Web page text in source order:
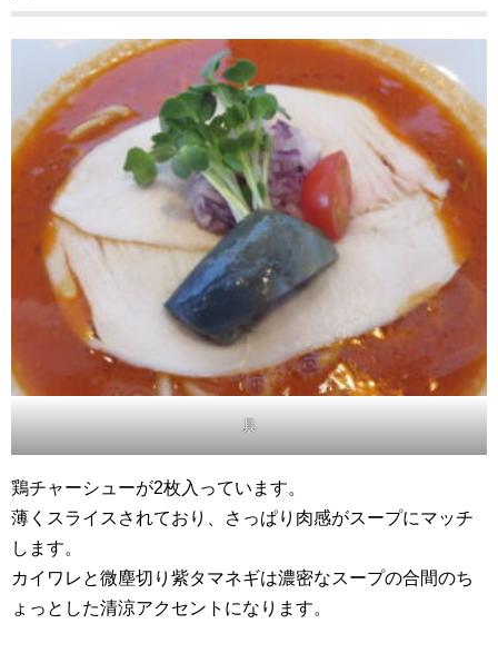
具
鶏チャーシューが2枚入っています。
薄くスライスされており、さっぱり肉感がスープにマッチ
します。
カイワレと微塵切り紫タマネギは濃密なスープの合間のち
ょっとした清涼アクセントになります。